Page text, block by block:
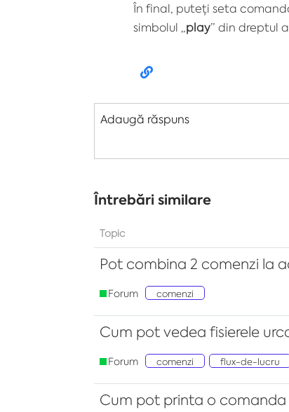
În final, puteți seta
simbolul „ play” din dreptul
Adaugă răspuns
Întrebări similare
Topic
Pot combina 2 comenzi la
Forum comenzi
Cum pot vedea fisierele
Forum comenzi flux-de-lucru
Cum pot printa o comanda